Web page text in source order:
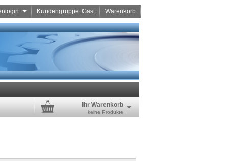
Kundengruppe: Gast Warenkorb
Ihr Warenkorb
keine Produkte